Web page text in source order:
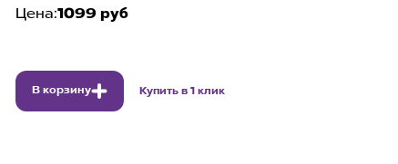
Цена:1099 руб
В корзину Купить в 1 клик